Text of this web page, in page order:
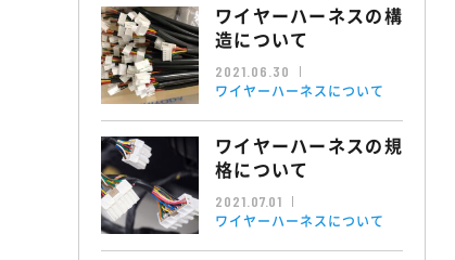
ワイヤーハーネスの構
造について
2021.06.30
ワイヤーハーネスについて
ワイヤーハーネスの規
格について
2021.07.01
ワイヤーハーネスについて